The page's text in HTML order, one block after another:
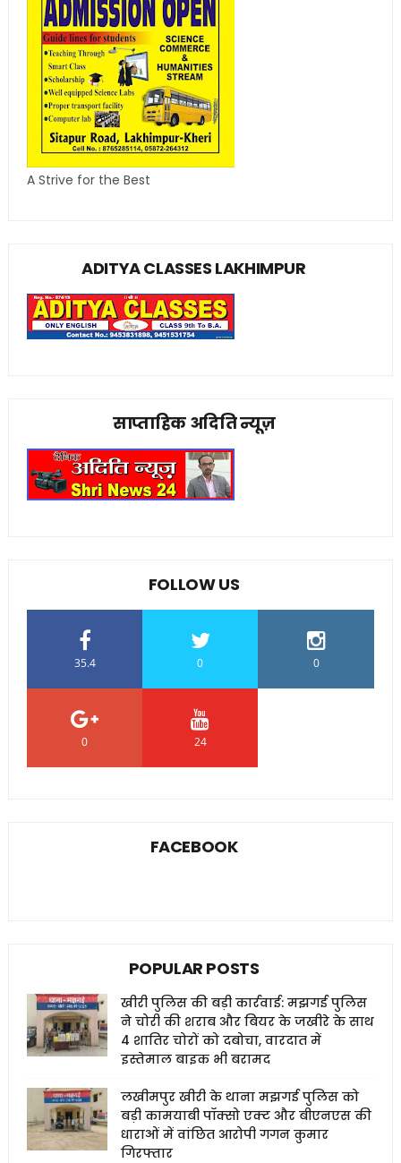
A Strive for the Best
ADITYA CLASSES LAKHIMPUR
साप्ताहिक अदिति न्यूज़
FOLLOW US
35.4 0 0
0 24
FACEBOOK
POPULAR POSTS
खीरी पुलिस की बड़ी कार्रवाई: मझगई पुलिस
ने चोरी की शराब और बियर के जखीरे के साथ
4 शातिर चोरों को दबोचा, वारदात में
इस्तेमाल बाइक भी बरामद
लखीमपुर खीरी के थाना मझगई पुलिस को
बड़ी कामयाबी पॉक्सो एक्ट और बीएनएस की
धाराओं में वांछित आरोपी गगन कुमार
गिरफ्तार